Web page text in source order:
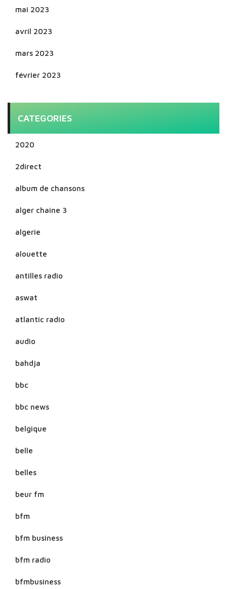
mai 2023
avril 2023
mars 2023
février 2023
CATEGORIES
2020
2direct
album de chansons
alger chaine 3
algerie
alouette
antilles radio
aswat
atlantic radio
audio
bahdja
bbc
bbc news
belgique
belle
belles
beur fm
bfm
bfm business
bfm radio
bfmbusiness